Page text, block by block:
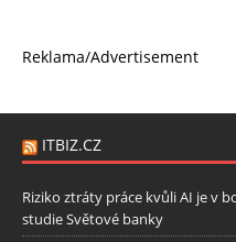
Reklama/Advertisement
ITBIZ.CZ
Riziko ztráty práce kvůli AI je v
studie Světové banky